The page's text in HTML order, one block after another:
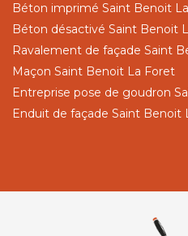
Béton imprimé Saint Benoit
Béton désactivé Saint Benoit
Ravalement de façade Saint
Maçon Saint Benoit La Foret
Entreprise pose de goudron
Enduit de façade Saint Benoit